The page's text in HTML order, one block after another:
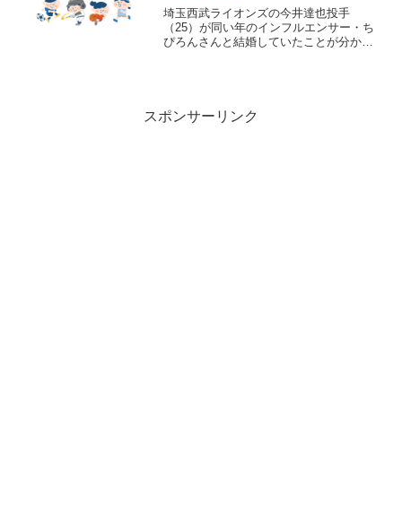
埼玉西武ライオンズの今井達也投手
（25）が同い年のインフルエンサー・ち
ぴろんさんと結婚していたことが分かり
スポンサーリンク